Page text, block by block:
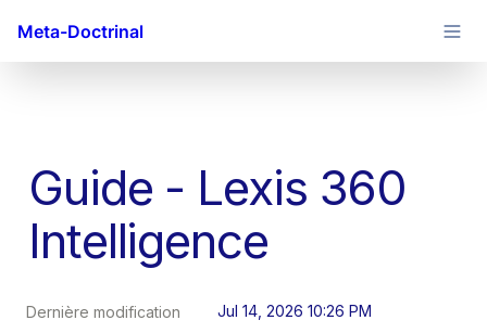
Meta-Doctrinal
Guide - Lexis 360
Intelligence
Dernière modification Jul 14, 2026 10:26 PM